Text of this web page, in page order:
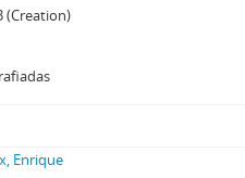
(Creation)
Enrique